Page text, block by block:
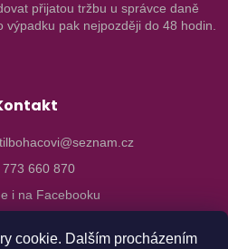
cookie. Dalším procházením
přijatou tržbu u správce daně
výpadku pak nejpozději do 48 hodin.
773 660 870
i na Facebooku